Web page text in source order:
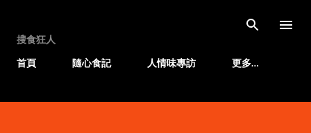
搜食狂人
首頁
隨心食記 人情味專訪 更多…